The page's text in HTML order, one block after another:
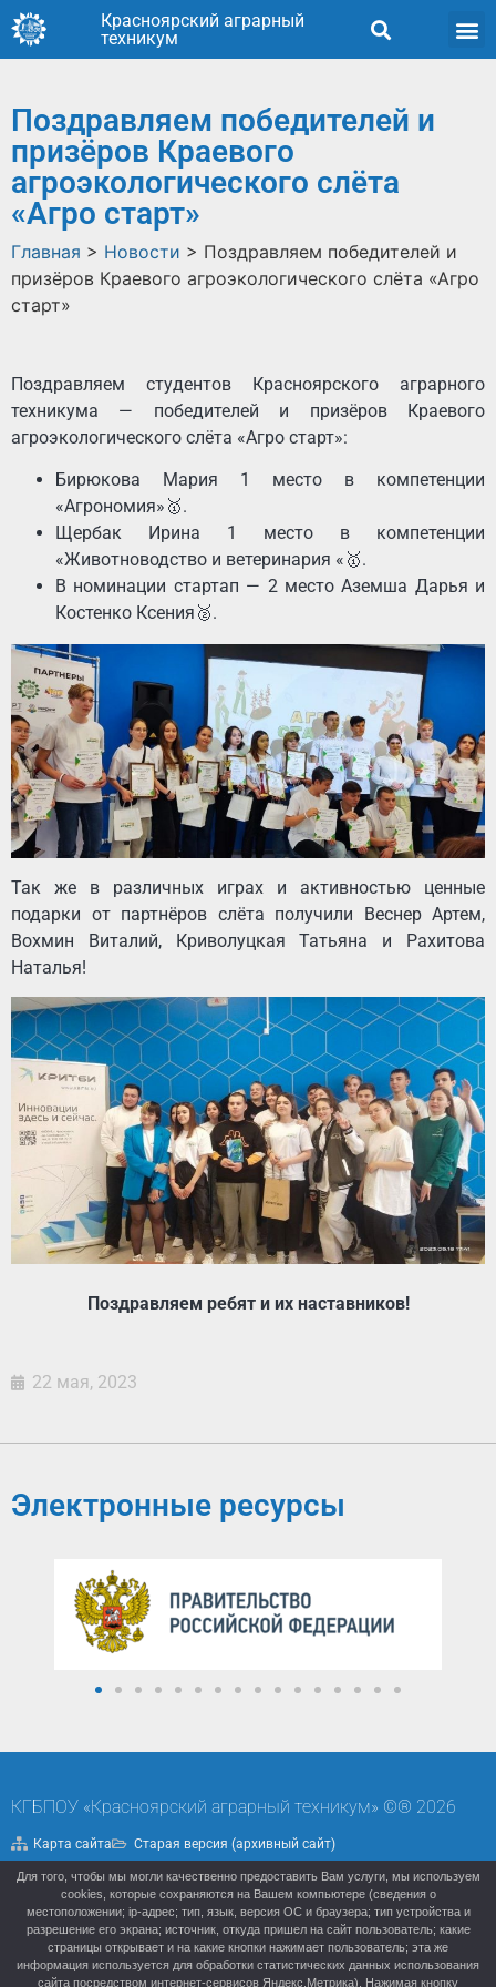
Красноярский аграрный
техникум
Поздравляем победителей и
призёров Краевого
агроэкологического слёта
«Агро старт»
Главная > Новости > Поздравляем победителей и
призёров Краевого агроэкологического слёта «Агро
старт»
Поздравляем студентов Красноярского аграрного
техникума — победителей и призёров Краевого
агроэкологического слёта «Агро старт»:
Бирюкова Мария 1 место в компетенции
«Агрономия»🥇.
Щербак Ирина 1 место в компетенции
«Животноводство и ветеринария «🥇.
В номинации стартап — 2 место Аземша Дарья и
Костенко Ксения🥈.
Так же в различных играх и активностью ценные
подарки от партнёров слёта получили Веснер Артем,
Вохмин Виталий, Криволуцкая Татьяна и Рахитова
Наталья!
Поздравляем ребят и их наставников!
22 мая, 2023
Электронные ресурсы
КГБПОУ «Красноярский аграрный техникум» ©® 2026
Карта сайта Старая версия (архивный сайт)
Политика конфиденциальности
Для того, чтобы мы могли качественно предоставить Вам услуги, мы используем
cookies, которые сохраняются на Вашем компьютере (сведения о
местоположении; ip-адрес; тип, язык, версия ОС и браузера; тип устройства и
разрешение его экрана; источник, откуда пришел на сайт пользователь; какие
страницы открывает и на какие кнопки нажимает пользователь; эта же
информация используется для обработки статистических данных использования
сайта посредством интернет-сервисов Яндекс.Метрика). Нажимая кнопку